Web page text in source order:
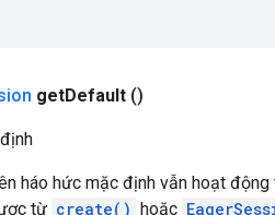
getDefault ()
háo hức mặc định vẫn hoạt
từ create() hoặc